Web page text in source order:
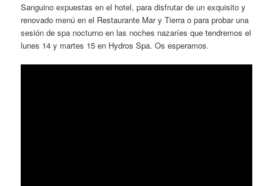
Sanguino expuestas en el hotel, para disfrutar de un exquisito y
renovado menú en el Restaurante Mar y Tierra o para probar una
sesión de spa nocturno en las noches nazaríes que tendremos el
lunes 14 y martes 15 en Hydros Spa. Os esperamos.